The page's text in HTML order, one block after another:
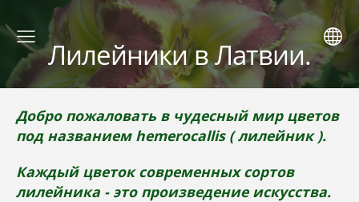
Лилейники в Латвии.
Добро пожаловать в чудесный мир цветов
под названием hemerocallis ( лилейник ).
Каждый цветок современных сортов
лилейника - это произведение искусства.